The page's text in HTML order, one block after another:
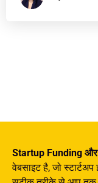
Startup Funding
वेबसाइट है, जो